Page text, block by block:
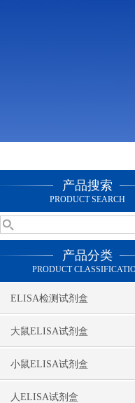
产品搜索
PRODUCT SEARCH
产品分类
PRODUCT
ELISA检测试剂盒
大鼠ELISA试剂盒
小鼠ELISA试剂盒
人ELISA试剂盒